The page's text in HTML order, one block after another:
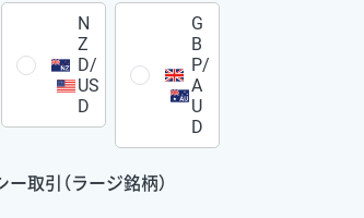
N
Z
D/
US
D
G
B
P/
A
U
D
取引（ラージ銘柄）